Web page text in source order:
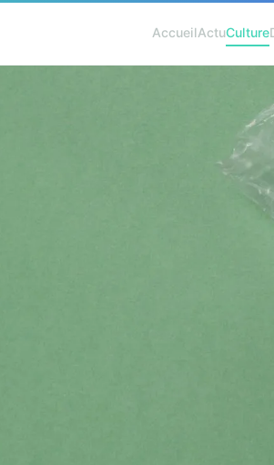
AccueilActuCulture